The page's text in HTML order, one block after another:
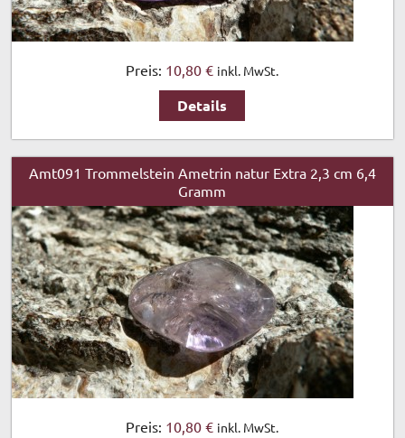
Preis: 10,80 € inkl. MwSt.
Details
Amt091 Trommelstein Ametrin natur Extra 2,3 cm 6,4
Gramm
Preis: 10,80 € inkl. MwSt.